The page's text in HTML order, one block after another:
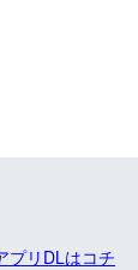
プリDLはコチ